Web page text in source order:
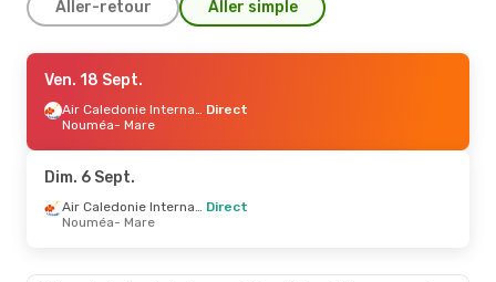
Aller-retour Aller simple
Dim. 6 Sept.- Dim. 13 Sept.
Air Caledonie International
Direct
Air Caledonie International
Direct
Mare - Nouméa
Ven. 18 Sept.
Air Caledonie International Direct
Nouméa- Mare
Dim. 6 Sept.
Air Caledonie International Direct
Nouméa- Mare